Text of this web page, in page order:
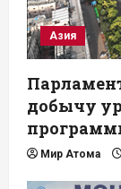
Азия
добычу
Мир Атома